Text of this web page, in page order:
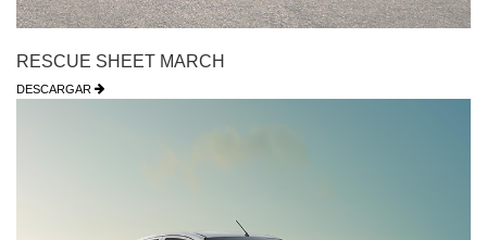
RESCUE SHEET MARCH
DESCARGAR